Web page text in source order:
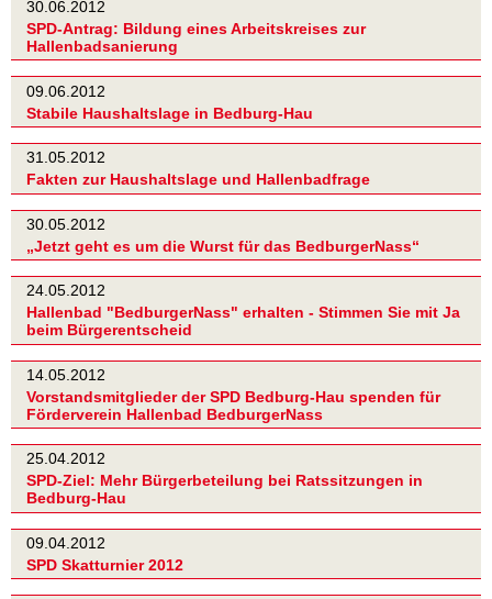
30.06.2012
SPD-Antrag: Bildung eines Arbeitskreises zur
Hallenbadsanierung
09.06.2012
Stabile Haushaltslage in Bedburg-Hau
31.05.2012
Fakten zur Haushaltslage und Hallenbadfrage
30.05.2012
„Jetzt geht es um die Wurst für das BedburgerNass“
24.05.2012
Hallenbad "BedburgerNass" erhalten - Stimmen Sie mit Ja
beim Bürgerentscheid
14.05.2012
Vorstandsmitglieder der SPD Bedburg-Hau spenden für
Förderverein Hallenbad BedburgerNass
25.04.2012
SPD-Ziel: Mehr Bürgerbeteilung bei Ratssitzungen in
Bedburg-Hau
09.04.2012
SPD Skatturnier 2012